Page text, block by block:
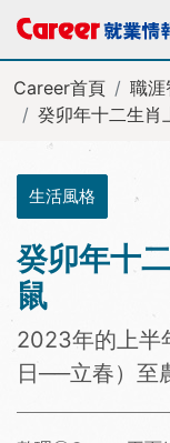
Career首頁 職涯
癸卯年十二生肖
生活風格
癸卯年十
鼠
2023年的上半
日──立春）至